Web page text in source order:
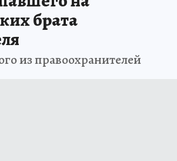
брата
из правоохранителей